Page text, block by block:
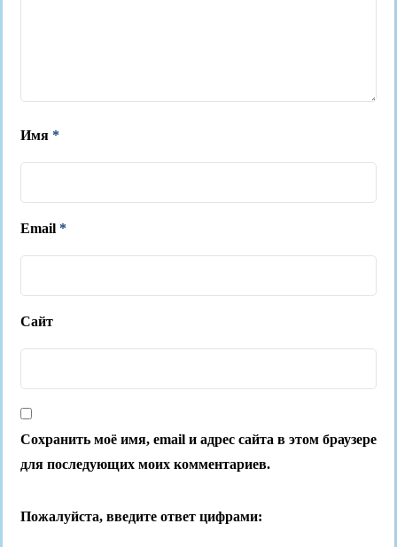
Имя *
Email *
Сайт
Сохранить моё имя, email и адрес сайта в этом браузере
для последующих моих комментариев.
Пожалуйста, введите ответ цифрами: